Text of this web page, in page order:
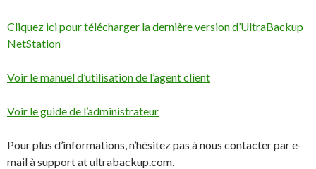
Cliquez ici pour télécharger la dernière version d’UltraBackup
NetStation
Voir le manuel d’utilisation de l’agent client
Voir le guide de l’administrateur
Pour plus d’informations, n’hésitez pas à nous contacter par e-
mail à support at ultrabackup.com.